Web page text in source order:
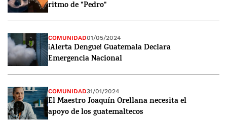
ritmo de "Pedro"
COMUNIDAD01/05/2024
¡Alerta Dengue! Guatemala Declara
Emergencia Nacional
COMUNIDAD31/01/2024
El Maestro Joaquín Orellana necesita el
apoyo de los guatemaltecos